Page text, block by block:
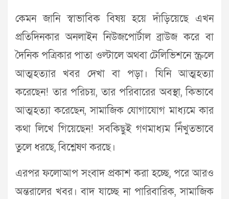
কেমন জানি স্বাভাবিক বিষয় হয়ে দাঁড়িয়েছে এখন
প্রতিদিনকার অনলাইন নিউজপোর্টাল ব্রাউজ করে বা
দৈনিক পত্রিকার পাতা ওল্টালে অথবা টেলিভিশনে স্ক্রলে
আত্মহত্যার খবর দেখা বা পড়া। যিনি আত্মহত্যা
করেছেন! তার পরিচয়, তার পরিবারের অবস্থা, কিভাবে
আত্মহত্যা করেছেন, সামাজিক যোগাযোগ মাধ্যমে কার
কথা লিখে গিয়েছেন! সবকিছুই গণমাধ্যম নিঁখুতভাবে
তুলে ধরছে, বিশ্লেষণ করছে।
এরপর ফলোআপ সংবাদ প্রকাশ করা হচ্ছে, পরে আরও
অন্তরালের খবর। বাদ যাচ্ছে না পারিবারিক, সামাজিক